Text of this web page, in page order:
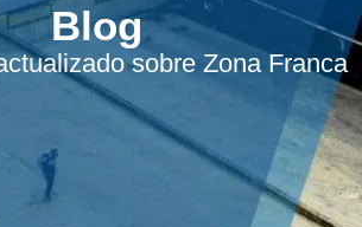
Blog
sobre Zona Franca